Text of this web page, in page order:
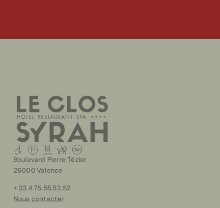
Boulevard Pierre Tézier
26000 Valence
+ 33.4.75.55.52.52
Nous contacter